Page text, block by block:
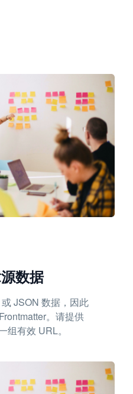
数据
JSON 数据，因此
。请提供
有效 URL。